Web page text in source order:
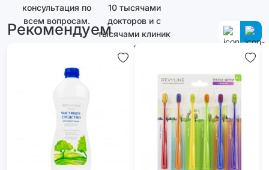
консультация по
всем вопросам.
10 тысячами
докторов и с
тысячами клиник
как в России, так
и за ее
пределами.
Рекомендуем